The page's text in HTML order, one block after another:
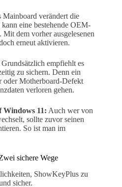
Mainboard verändert die
eine bestehende OEM-
dem vorher ausgelesenen
erneut aktivieren.
Grundsätzlich empfiehlt es
zu sichern. Denn ein
oder Motherboard-Defekt
verloren gehen.
Windows 11: Auch wer von
sollte zuvor seinen
So ist man im
sichere Wege
ShowKeyPlus zu
sicher.